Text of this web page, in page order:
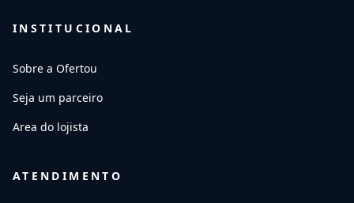
INSTITUCIONAL
Sobre a Ofertou
Seja um parceiro
Area do lojista
ATENDIMENTO